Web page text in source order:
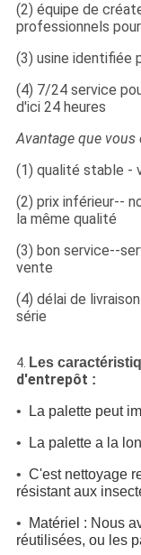
(2) équipe de
professionnels
(3) usine identifiée
(4) 7/24 service
d'ici 24 heures
Avantage que vous
(1) qualité stable -
(2) prix inférieur--
la même qualité
(3) bon service--
vente
(4) délai de
série
4. Les
d'entrepôt :
• La palette peut
• La palette a la
• C'est nettoyage
résistant aux
•
Matériel : Nous
réutilisées, ou les